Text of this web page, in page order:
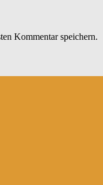
Kommentar speichern.